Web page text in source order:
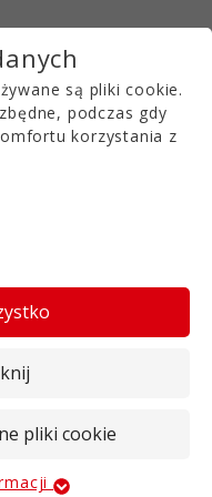
PL
gnojowicy
z serii G101
do
doskonałego
Wszystkie
są pliki cookie.
podczas gdy
korzystania z
pliki cookie